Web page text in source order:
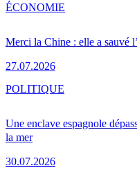
Merci la Chine : elle a sauvé
27.07.2026
ÉCONOMIE
Une enclave espagnole
la mer
30.07.2026
POLITIQUE